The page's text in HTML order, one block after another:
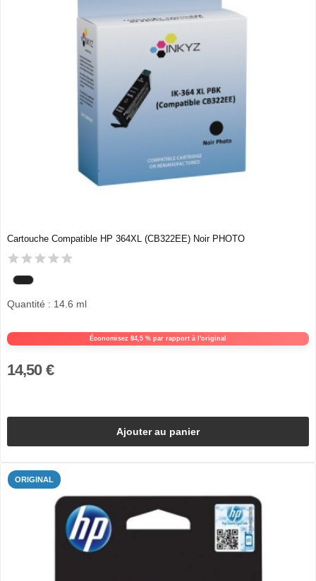
Cartouche Compatible HP 364XL (CB322EE) Noir PHOTO
Économisez 84,5 % par rapport à l'original
Quantité : 14.6 ml
14,50 €
Ajouter au panier
ORIGINAL